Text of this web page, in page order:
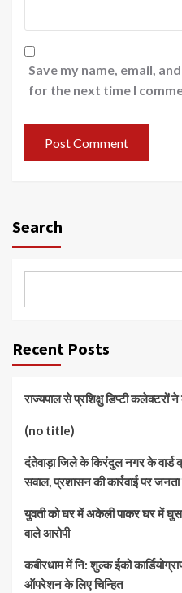
Save my name, email,
for the next time I
Search
Recent Posts
राज्यपाल से प्रशिक्षु डिप्टी कलेक्टरों
(no title)
दंतेवाड़ा जिले के किरंदुल नगर के वार्ड
सवाल, प्रशासन की कार्रवाई पर जनता
युवती को घर में अकेली पाकर घर में
वाले आरोपी
कबीरधाम में नि: शुल्क ईको
ऑपरेशन के लिए चिन्हित